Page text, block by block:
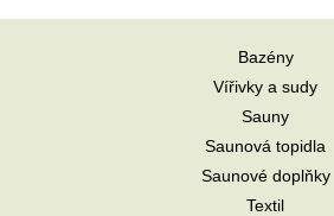
Bazény
Vířivky a sudy
Sauny
Saunová topidla
Saunové doplňky
Textil